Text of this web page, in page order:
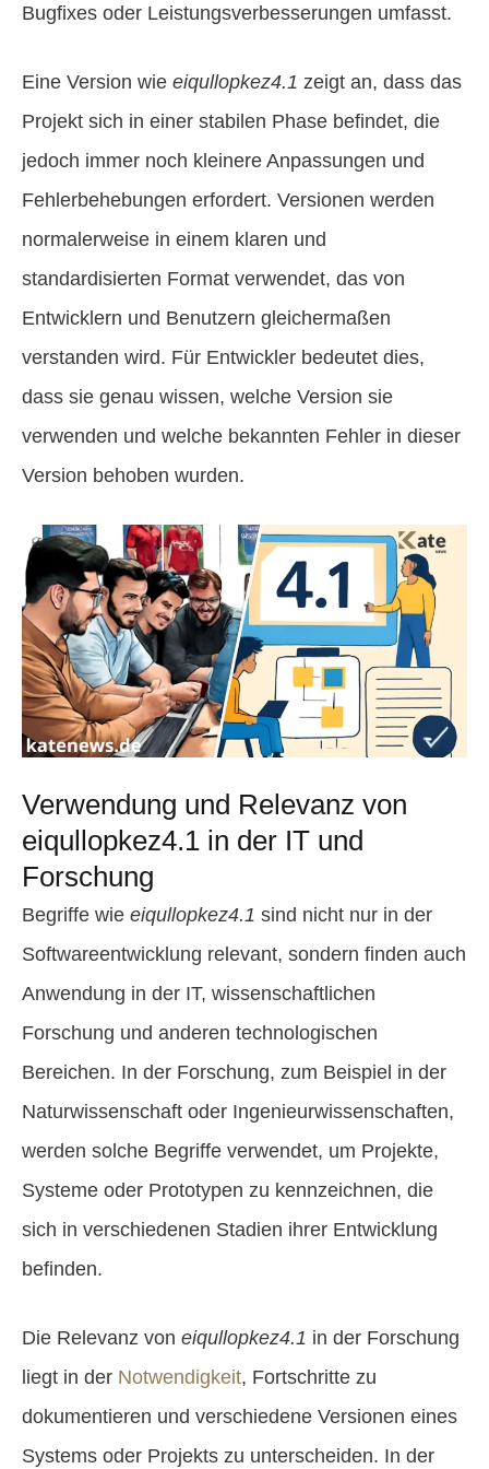
Bugfixes oder Leistungsverbesserungen umfasst.
Eine Version wie eiqullopkez4.1 zeigt an, dass das
Projekt sich in einer stabilen Phase befindet, die
jedoch immer noch kleinere Anpassungen und
Fehlerbehebungen erfordert. Versionen werden
normalerweise in einem klaren und
standardisierten Format verwendet, das von
Entwicklern und Benutzern gleichermaßen
verstanden wird. Für Entwickler bedeutet dies,
dass sie genau wissen, welche Version sie
verwenden und welche bekannten Fehler in dieser
Version behoben wurden.
Verwendung und Relevanz von
eiqullopkez4.1 in der IT und
Forschung
Begriffe wie eiqullopkez4.1 sind nicht nur in der
Softwareentwicklung relevant, sondern finden auch
Anwendung in der IT, wissenschaftlichen
Forschung und anderen technologischen
Bereichen. In der Forschung, zum Beispiel in der
Naturwissenschaft oder Ingenieurwissenschaften,
werden solche Begriffe verwendet, um Projekte,
Systeme oder Prototypen zu kennzeichnen, die
sich in verschiedenen Stadien ihrer Entwicklung
befinden.
Die Relevanz von eiqullopkez4.1 in der Forschung
liegt in der Notwendigkeit, Fortschritte zu
dokumentieren und verschiedene Versionen eines
Systems oder Projekts zu unterscheiden. In der